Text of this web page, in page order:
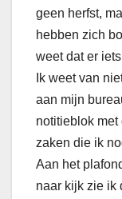
geen herfst,
hebben zich
weet dat er
Ik weet van
aan mijn
notitieblok
zaken die ik
Aan het
naar kijk zie ik